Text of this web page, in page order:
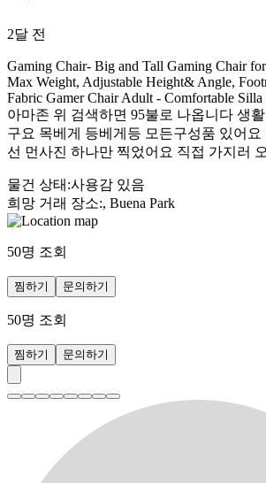
2달 전
Gaming Chair- Big and Tall Gaming Chair
Max Weight, Adjustable Height& Angle,
Fabric Gamer Chair Adult - Comfortable
아마존 위 검색하면 95불로 나옵니다 생
구요 목베게 등베게등 모든구성품 있어
선 먼사진 하나만 찍었어요 직접 가지러
물건 상태 :사용감 있음
희망 거래 장소:, Buena Park
50명 조회
찜하기 문의하기
50명 조회
찜하기 문의하기